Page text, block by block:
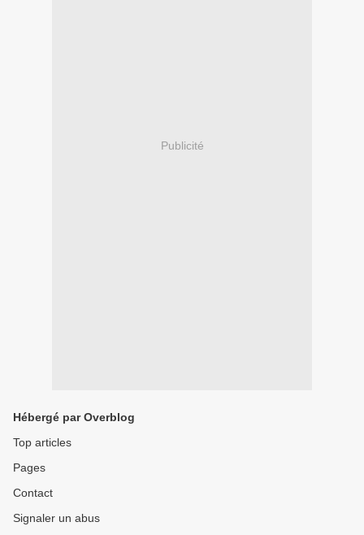
Publicité
Hébergé par Overblog
Top articles
Pages
Contact
Signaler un abus